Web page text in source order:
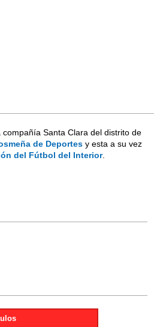
Santa Clara del distrito de
de Deportes y esta a su vez
del Fútbol del Interior.